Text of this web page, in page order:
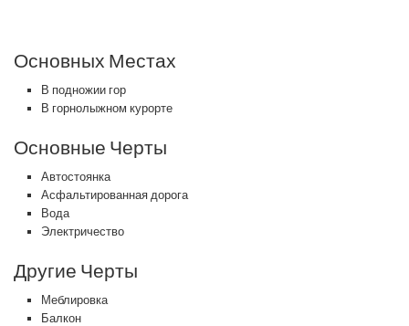
Основных Местах
В подножии гор
В горнолыжном курорте
Основные Черты
Автостоянка
Асфальтированная дорога
Вода
Электричество
Другие Черты
Меблировка
Балкон